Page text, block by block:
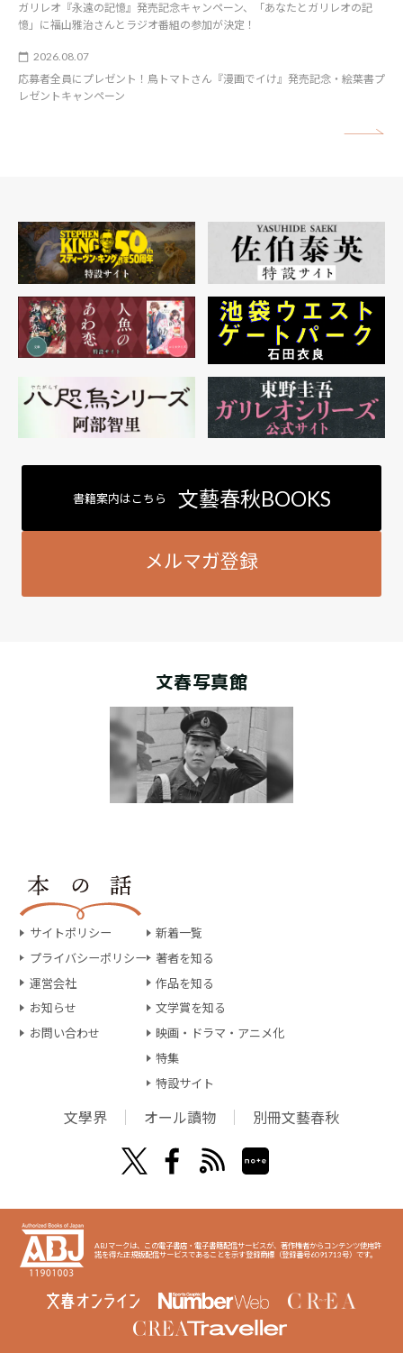
ガリレオ『永遠の記憶』発売記念キャンペーン、「あなたとガリレオの記
憶」に福山雅治さんとラジオ番組の参加が決定！
2026.08.07
応募者全員にプレゼント！鳥トマトさん『漫画でイけ』発売記念・絵葉書プ
レゼントキャンペーン
書籍案内はこちら 文藝春秋BOOKS
メルマガ登録
文春写真館
サイトポリシー
プライバシーポリシー
運営会社
お知らせ
お問い合わせ
新着一覧
著者を知る
作品を知る
文学賞を知る
映画・ドラマ・アニメ化
特集
特設サイト
文學界 オール讀物 別冊文藝春秋
ABJマークは、この電子書店・電子書籍配信サービスが、著作権者からコンテンツ使用許
諾を得た正規版配信サービスであることを示す登録商標（登録番号6091713号）です。